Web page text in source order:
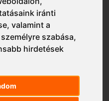
iránti
valamint a
szabása,
hirdetések